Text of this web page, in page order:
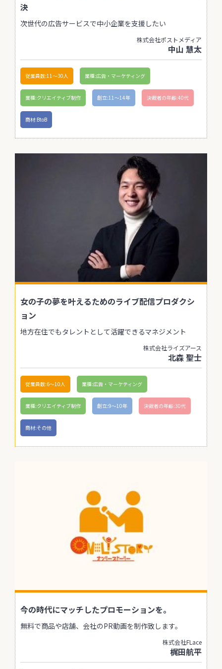
決
次世代の広告サービスで中小企業を支援したい
株式会社ポストメディア
中山 慧太
従業員数:11〜30人 業種:広告・マーケティング
業種:クリエイティブ制作 創立:11〜14年 決裁者の年齢:40代
商材:BtoB
女の子の夢を叶えるためのライブ配信プロダクシ
ョン
地方在住でもタレントとして活躍できるマネジメント
株式会社ライズアース
北森 聖士
従業員数:6～10人 業種:広告・マーケティング
業種:クリエイティブ制作 創立:9〜10年 決裁者の年齢:30代
商材:その他
今の時代にマッチしたプロモーションを。
無料で商品や店舗、会社のPR動画を制作致します。
株式会社FLace
梶田航平